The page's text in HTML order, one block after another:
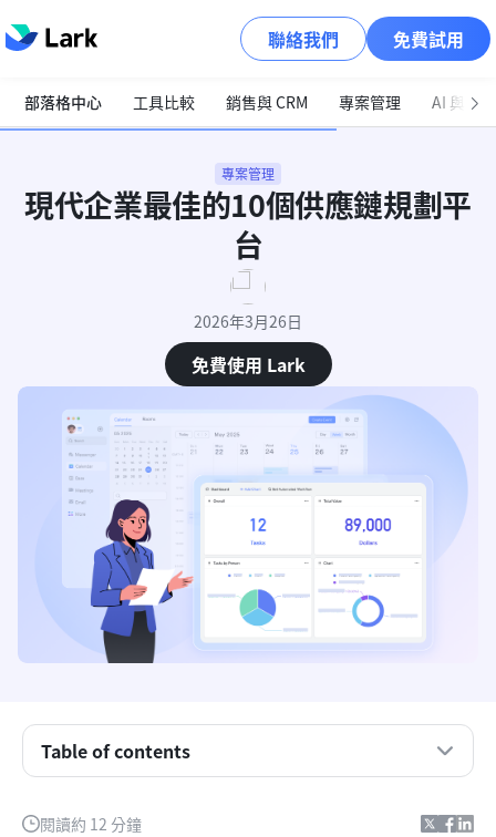
聯絡我們 免費試用
部落格中心 工具比較 銷售與 CRM 專案管理 AI 與自
專案管理
現代企業最佳的10個供應鏈規劃平
台
2026年3月26日
免費使用 Lark
閱讀約 12 分鐘
Table of contents
重點摘要：供應鏈規劃的5個最佳平台
供應鏈規劃五大最佳平台概覽